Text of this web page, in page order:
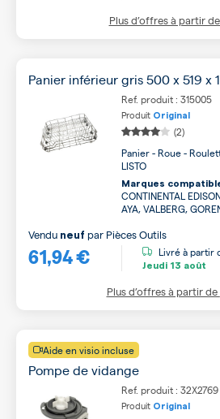
Plus d’offres à partir de
Panier inférieur gris 500 x 519 x
Ref. produit : 315005
Produit Original
(2)
Panier - Roue -
LISTO
Marques
CONTINENTAL
AYA, VALBERG,
61,94 €
Vendu neuf par Pièces Outils
Livré à partir
Jeudi 13 août
Plus d’offres à partir de
Aide en visio incluse
Pompe de vidange
Ref. produit : 32X2769
Produit Original